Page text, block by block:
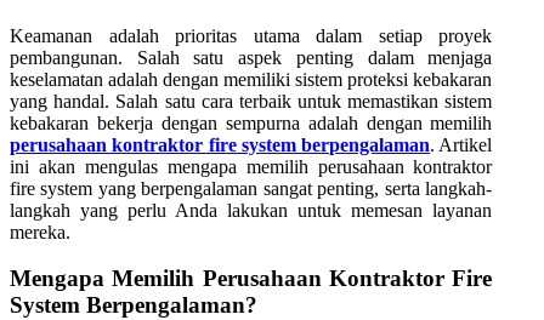
Keamanan adalah prioritas utama dalam setiap proyek
pembangunan. Salah satu aspek penting dalam menjaga
keselamatan adalah dengan memiliki sistem proteksi kebakaran
yang handal. Salah satu cara terbaik untuk memastikan sistem
kebakaran bekerja dengan sempurna adalah dengan memilih
perusahaan kontraktor fire system berpengalaman. Artikel
ini akan mengulas mengapa memilih perusahaan kontraktor
fire system yang berpengalaman sangat penting, serta langkah-
langkah yang perlu Anda lakukan untuk memesan layanan
mereka.
Mengapa Memilih Perusahaan Kontraktor Fire
System Berpengalaman?